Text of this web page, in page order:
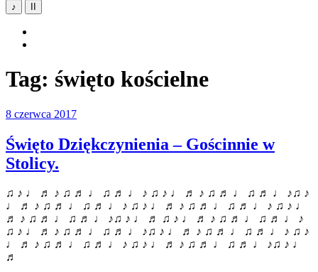
♪
Tag: święto kościelne
8 czerwca 2017
Święto Dziękczynienia – Gościnnie w
Stolicy.
♫ ♪ ♩ ♬ ♪ ♫ ♬ ♩ ♫ ♬ ♩ ♪ ♫ ♪ ♩ ♬ ♪ ♫ ♬ ♩ ♫ ♬ ♩ ♪♫ ♪
♩ ♬ ♪ ♫ ♬ ♩ ♫ ♬ ♩ ♪ ♫ ♪ ♩ ♬ ♪ ♫ ♬ ♩ ♫ ♬ ♩ ♪ ♫ ♪ ♩
♬ ♪ ♫ ♬ ♩ ♫ ♬ ♩ ♪♫ ♪ ♩ ♬ ♫ ♪ ♩ ♬ ♪ ♫ ♬ ♩ ♫ ♬ ♩ ♪
♫ ♪ ♩ ♬ ♪ ♫ ♬ ♩ ♫ ♬ ♩ ♪♫ ♪ ♩ ♬ ♪ ♫ ♬ ♩ ♫ ♬ ♩ ♪ ♫ ♪
♩ ♬ ♪ ♫ ♬ ♩ ♫ ♬ ♩ ♪ ♫ ♪ ♩ ♬ ♪ ♫ ♬ ♩ ♫ ♬ ♩ ♪♫ ♪ ♩
♬